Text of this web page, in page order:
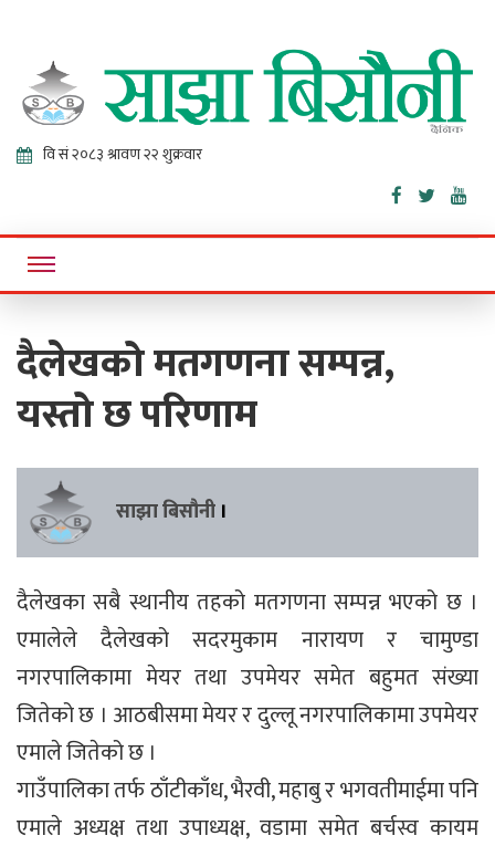
Sajha
Bisaunee
Online News Portal
दैलेखको मतगणना सम्पन्न,
यस्तो छ परिणाम
साझा बिसौनी ।
दैलेखका सबै स्थानीय तहको मतगणना सम्पन्न भएको छ ।
एमालेले दैलेखको सदरमुकाम नारायण र चामुण्डा
नगरपालिकामा मेयर तथा उपमेयर समेत बहुमत संख्या
जितेको छ । आठबीसमा मेयर र दुल्लू नगरपालिकामा उपमेयर
एमाले जितेको छ ।
गाउँपालिका तर्फ ठाँटीकाँध, भैरवी, महाबु र भगवतीमाईमा पनि
एमाले अध्यक्ष तथा उपाध्यक्ष, वडामा समेत बर्चस्व कायम